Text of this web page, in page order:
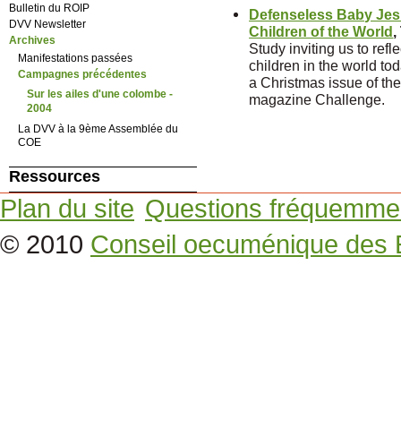
Defenseless Baby
Children of the World,
Study inviting us to
children in the world
a Christmas issue of
magazine Challenge.
Bulletin du ROIP
DVV Newsletter
Archives
Manifestations passées
Campagnes précédentes
Sur les ailes d'une colombe -
2004
La DVV à la 9ème Assemblée du
COE
Ressources
Plan du site Questions
© 2010 Conseil oecuménique des